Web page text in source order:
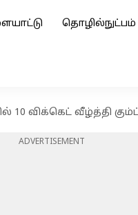
தொழில்நுட்பம்
10 விக்கெட் வீழ்த்தி
ADVERTISEMENT